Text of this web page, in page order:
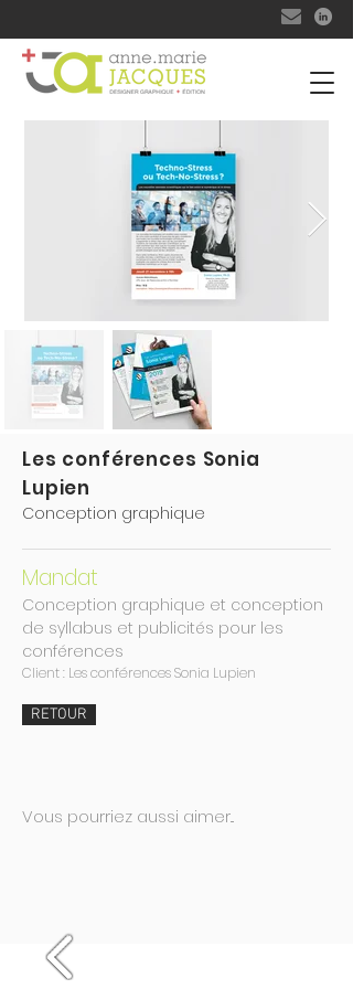
Les conférences Sonia
Lupien
Conception graphique
Mandat
Conception graphique et conception
de syllabus et publicités pour les
conférences
Client : Les conférences Sonia Lupien
RETOUR
Vous pourriez aussi aimer...